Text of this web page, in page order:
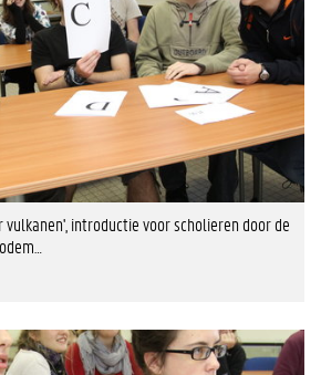
vulkanen', introductie voor scholieren door de